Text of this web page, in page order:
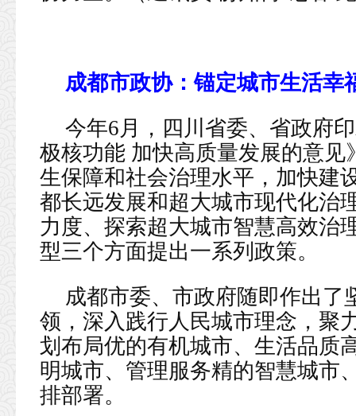
成都市政协：锚定城市生活幸
今年6月，四川省委、省政府
极核功能 加快高质量发展的意见
生保障和社会治理水平，加快建
都长远发展和超大城市现代化治
力度、探索超大城市智慧高效治
型三个方面提出一系列政策。
成都市委、市政府随即作出了
领，深入践行人民城市理念，聚
划布局优的有机城市、生活品质
明城市、管理服务精的智慧城市
排部署。